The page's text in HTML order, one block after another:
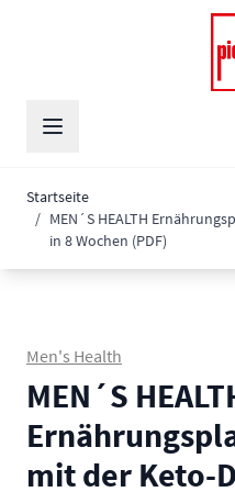
Startseite
/ MEN´S HEALTH
in 8 Wochen (PDF)
Men's Health
MEN´S
mit der Keto-